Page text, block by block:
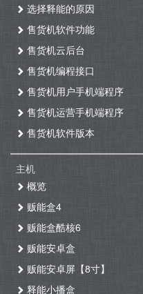
选择释能的原因
售货机软件功能
售货机云后台
售货机编程接口
售货机用户手机端程序
售货机运营手机端程序
售货机软件版本
主机
概览
贩能盒4
贩能盒酷核6
贩能安卓盒
贩能安卓屏【8寸】
释能小播盒